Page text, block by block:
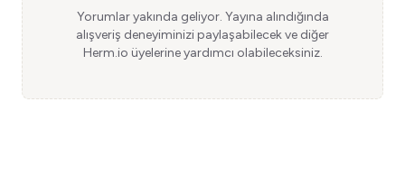
Yorumlar yakında geliyor. Yayına alındığında
alışveriş deneyiminizi paylaşabilecek ve diğer
Herm.io üyelerine yardımcı olabileceksiniz.